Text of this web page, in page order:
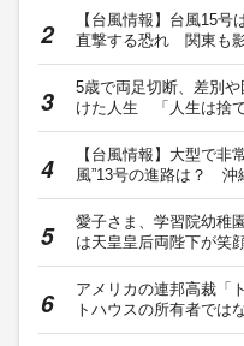
【台風情報】台風15号
直撃する恐れ 関東も
5歳で両足切断、差別
けた人生 「人生は捨
【台風情報】大型で非
風”13号の進路は？
愛子さま、学習院幼
は天皇皇后両陛下が笑
アメリカの連邦高裁「
トハウスの所有者では